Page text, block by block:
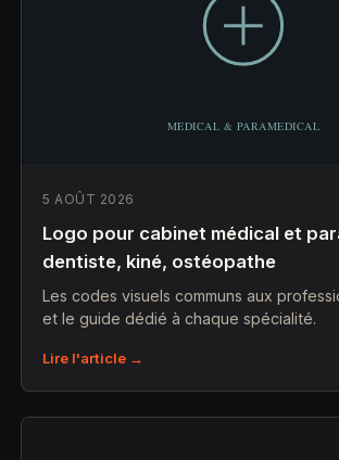
5 AOÛT 2026
Logo pour cabinet médical et
dentiste, kiné, ostéopathe
Les codes visuels communs aux
et le guide dédié à chaque spécialité.
Lire l'article →